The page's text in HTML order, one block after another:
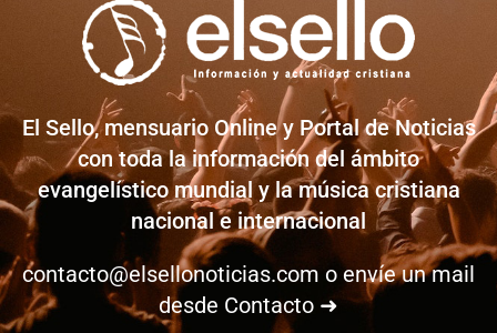
El Sello, mensuario Online y Portal de Noticias
con toda la información del ámbito
evangelístico mundial y la música cristiana
nacional e internacional
contacto@elsellonoticias.com o envíe un mail
desde Contacto ➜